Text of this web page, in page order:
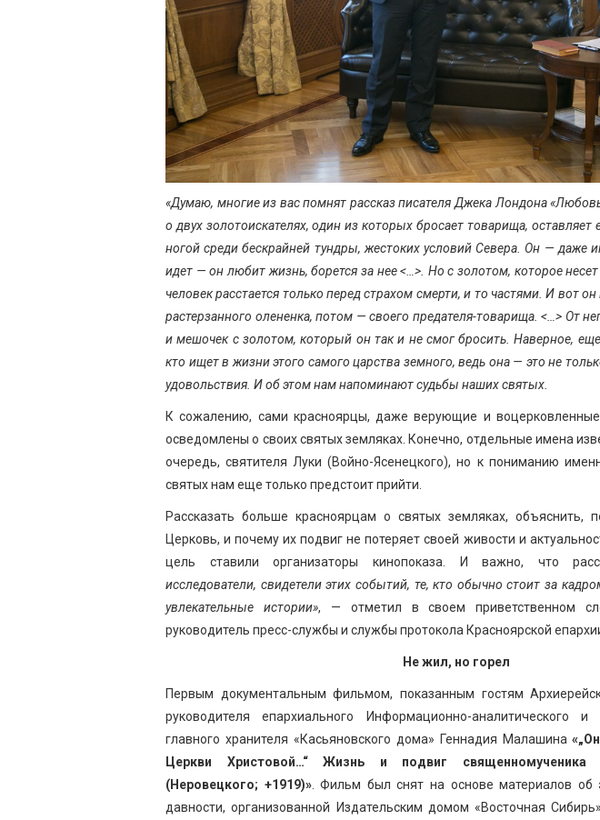
«Думаю, многие из вас помнят рассказ писателя Джека Лондона
о двух золотоискателях, один из которых бросает товарища, оставляет
ногой среди бескрайней тундры, жестоких условий Севера. Он — даже
идет — он любит жизнь, борется за нее <…>. Но с золотом, которое
человек расстается только перед страхом смерти, и то частями. И вот
растерзанного олененка, потом — своего предателя-товарища. <…> От
и мешочек с золотом, который он так и не смог бросить. Наверное, еще
кто ищет в жизни этого самого царства земного, ведь она — это не
удовольствия. И об этом нам напоминают судьбы наших святых.
К сожалению, сами красноярцы, даже верующие и
осведомлены о своих святых земляках. Конечно, отдельные имена
очередь, святителя Луки (Войно-Ясенецкого), но к пониманию
святых нам еще только предстоит прийти.
Рассказать больше красноярцам о святых земляках, объяснить,
Церковь, и почему их подвиг не потеряет своей живости и
цель ставили организаторы кинопоказа. И важно, что
исследователи, свидетели этих событий, те, кто обычно стоит за
увлекательные истории», — отметил в своем приветственном
руководитель пресс-службы и службы протокола Красноярской
Не жил, но горел
Первым документальным фильмом, показанным гостям
руководителя епархиального Информационно-аналитического и
главного хранителя «Касьяновского дома» Геннадия Малашина
Церкви Христовой…“ Жизнь и подвиг священномученика
(Неровецкого; +1919)». Фильм был снят на основе материалов об
давности, организованной Издательским домом «Восточная